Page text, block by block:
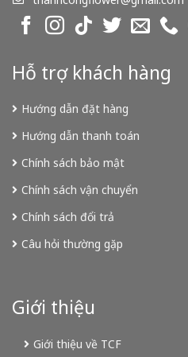
Hỗ trợ khách hàng
Hướng dẫn đặt hàng
Hướng dẫn thanh toán
Chính sách bảo mật
Chính sách vận chuyển
Chính sách đổi trả
Câu hỏi thường gặp
Giới thiệu
Giới thiệu về TCF